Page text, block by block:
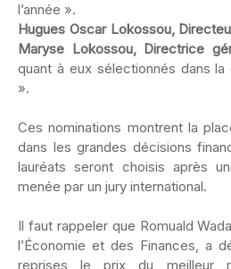
l’année ».
Hugues Oscar Lokossou,
Maryse Lokossou, Directrice
quant à eux sélectionnés dans
».
‎Ces nominations montrent la
dans les grandes décisions
lauréats seront choisis après
menée par un jury international.
‎Il faut rappeler que Romuald
l’Économie et des Finances, a
reprises le prix du meilleur